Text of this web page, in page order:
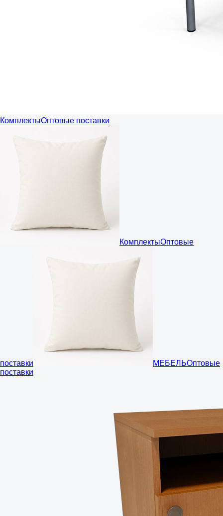
КомплектыОптовые поставки
КомплектыОптовые
поставки МЕБЕЛЬОптовые
поставки